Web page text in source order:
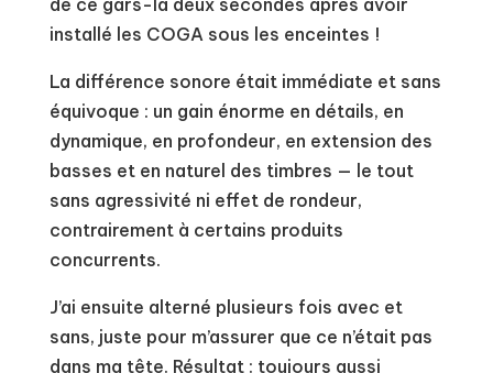
installé les COGA sous les enceintes !
La différence sonore était immédiate et sans
équivoque : un gain énorme en détails, en
dynamique, en profondeur, en extension des
basses et en naturel des timbres — le tout
sans agressivité ni effet de rondeur,
contrairement à certains produits
concurrents.
J’ai ensuite alterné plusieurs fois avec et
sans, juste pour m’assurer que ce n’était pas
dans ma tête. Résultat : toujours aussi